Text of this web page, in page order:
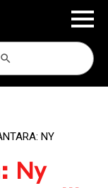
NY
Ny